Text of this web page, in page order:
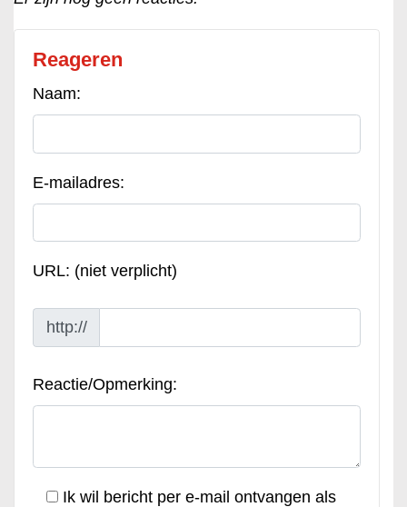
Reageren
Naam:
E-mailadres:
URL: (niet verplicht)
http://
Reactie/Opmerking:
Ik wil bericht per e-mail ontvangen als